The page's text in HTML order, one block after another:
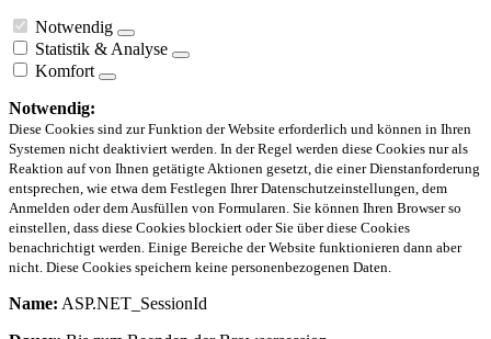
Notwendig
Statistik & Analyse
Komfort
Notwendig:
Diese Cookies sind zur Funktion der Website erforderlich und können in Ihren
Systemen nicht deaktiviert werden. In der Regel werden diese Cookies nur als
Reaktion auf von Ihnen getätigte Aktionen gesetzt, die einer Dienstanforderung
entsprechen, wie etwa dem Festlegen Ihrer Datenschutzeinstellungen, dem
Anmelden oder dem Ausfüllen von Formularen. Sie können Ihren Browser so
einstellen, dass diese Cookies blockiert oder Sie über diese Cookies
benachrichtigt werden. Einige Bereiche der Website funktionieren dann aber
nicht. Diese Cookies speichern keine personenbezogenen Daten.
Name: ASP.NET_SessionId